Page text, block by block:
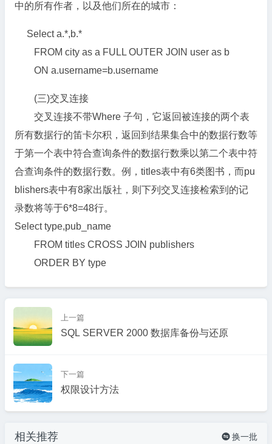
中的所有作者，以及他们所在的城市：
Select a.*,b.*
FROM city as a FULL OUTER JOIN user as b
ON a.username=b.username
(三)交叉连接
交叉连接不带Where 子句，它返回被连接的两个表
所有数据行的笛卡尔积，返回到结果集合中的数据行数等
于第一个表中符合查询条件的数据行数乘以第二个表中符
合查询条件的数据行数。例，titles表中有6类图书，而pu
blishers表中有8家出版社，则下列交叉连接检索到的记
录数将等于6*8=48行。
Select type,pub_name
FROM titles CROSS JOIN publishers
ORDER BY type
上一篇
SQL SERVER 2000 数据库备份与还原
下一篇
权限设计方法
相关推荐  换一批